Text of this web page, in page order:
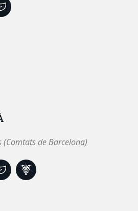
(Comtats de Barcelona)